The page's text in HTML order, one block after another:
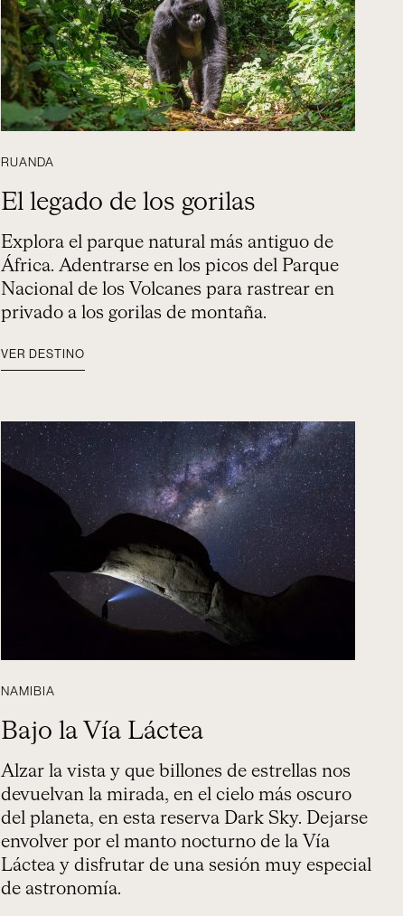
RUANDA
El legado de los gorilas
Explora el parque natural más antiguo de
África. Adentrarse en los picos del Parque
Nacional de los Volcanes para rastrear en
privado a los gorilas de montaña.
VER DESTINO
NAMIBIA
Bajo la Vía Láctea
Alzar la vista y que billones de estrellas nos
devuelvan la mirada, en el cielo más oscuro
del planeta, en esta reserva Dark Sky. Dejarse
envolver por el manto nocturno de la Vía
Láctea y disfrutar de una sesión muy especial
de astronomía.